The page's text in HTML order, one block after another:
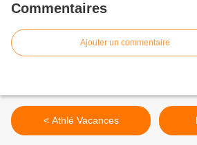
Commentaires
Ajouter un commentaire
< Athlé Vacances